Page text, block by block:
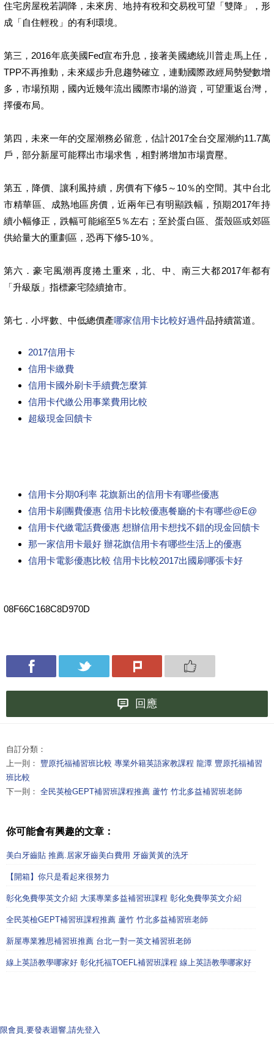
住宅房屋稅若調降，未來房、地持有稅和交易稅可望「雙降」，形
成「自住輕稅」的有利環境。
第三，2016年底美國Fed宣布升息，接著美國總統川普走馬上任，
TPP不再推動，未來緩步升息趨勢確立，連動國際政經局勢變數增
多，市場預期，國內近幾年流出國際市場的游資，可望重返台灣，
擇優布局。
第四，未來一年的交屋潮務必留意，估計2017全台交屋潮約11.7萬
戶，部分新屋可能釋出市場求售，相對將增加市場賣壓。
第五，降價、讓利風持續，房價有下修5～10％的空間。其中台北
市精華區、成熟地區房價，近兩年已有明顯跌幅，預期2017年持
續小幅修正，跌幅可能縮至5％左右；至於蛋白區、蛋殼區或郊區
供給量大的重劃區，恐再下修5-10％。
第六．豪宅風潮再度捲土重來，北、中、南三大都2017年都有
「升級版」指標豪宅陸續搶市。
第七．小坪數、中低總價產哪家信用卡比較好過件品持續當道。
2017信用卡
信用卡繳費
信用卡國外刷卡手續費怎麼算
信用卡代繳公用事業費用比較
超級現金回饋卡
信用卡分期0利率 花旗新出的信用卡有哪些優惠
信用卡刷團費優惠 信用卡比較優惠餐廳的卡有哪些@E@
信用卡代繳電話費優惠 想辦信用卡想找不錯的現金回饋卡
那一家信用卡最好 辦花旗信用卡有哪些生活上的優惠
信用卡電影優惠比較 信用卡比較2017出國刷哪張卡好
08F66C168C8D970D
回應
自訂分類：
上一則： 豐原托福補習班比較 專業外籍英語家教課程 龍潭 豐原托福補習
班比較
下一則： 全民英檢GEPT補習班課程推薦 蘆竹 竹北多益補習班老師
你可能會有興趣的文章：
美白牙齒貼 推薦.居家牙齒美白費用 牙齒黃黃的洗牙
【開箱】你只是看起來很努力
彰化免費學英文介紹 大溪專業多益補習班課程 彰化免費學英文介紹
全民英檢GEPT補習班課程推薦 蘆竹 竹北多益補習班老師
新屋專業雅思補習班推薦 台北一對一英文補習班老師
線上英語教學哪家好 彰化托福TOEFL補習班課程 線上英語教學哪家好
限會員,要發表迴響,請先登入